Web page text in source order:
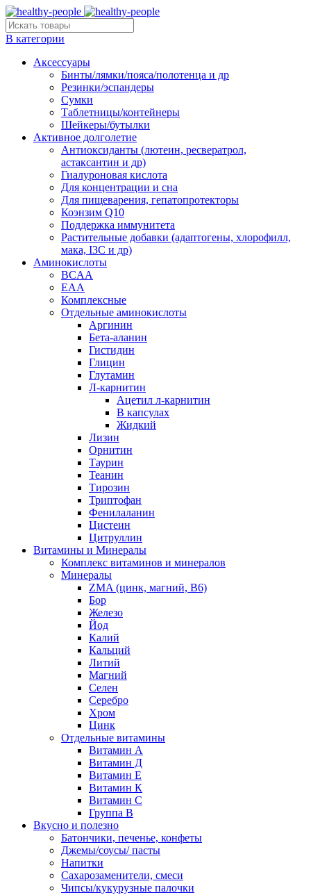
В категории
Аксессуары
Бинты/лямки/пояса/полотенца и др
Резинки/эспандеры
Сумки
Таблетницы/контейнеры
Шейкеры/бутылки
Активное долголетие
Антиоксиданты (лютеин, ресвератрол,
астаксантин и др)
Гиалуроновая кислота
Для концентрации и сна
Для пищеварения, гепатопротекторы
Коэнзим Q10
Поддержка иммунитета
Растительные добавки (адаптогены, хлорофилл,
мака, I3C и др)
Аминокислоты
BCAA
EAA
Комплексные
Отдельные аминокислоты
Аргинин
Бета-аланин
Гистидин
Глицин
Глутамин
Л-карнитин
Ацетил л-карнитин
В капсулах
Жидкий
Лизин
Орнитин
Таурин
Теанин
Тирозин
Триптофан
Фенилаланин
Цистеин
Цитруллин
Витамины и Минералы
Комплекс витаминов и минералов
Минералы
ZMA (цинк, магний, В6)
Бор
Железо
Йод
Калий
Кальций
Литий
Магний
Селен
Серебро
Хром
Цинк
Отдельные витамины
Витамин А
Витамин Д
Витамин Е
Витамин К
Витамин С
Группа В
Вкусно и полезно
Батончики, печенье, конфеты
Джемы/соусы/ пасты
Напитки
Сахарозаменители, смеси
Чипсы/кукурузные палочки